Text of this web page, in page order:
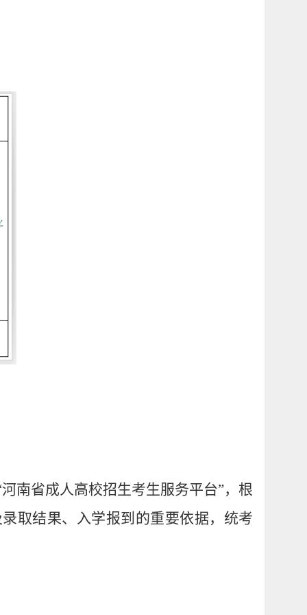
南省成人高校招生考生服务平台”，根
取结果、入学报到的重要依据，统考